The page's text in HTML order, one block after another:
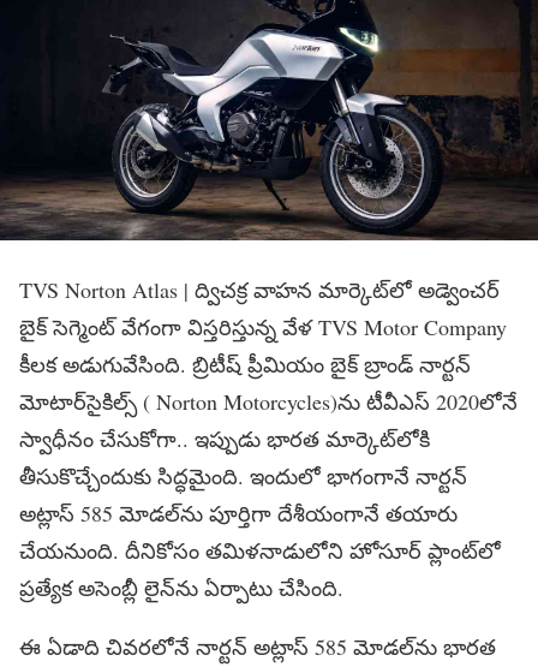
TVS Norton Atlas | ద్విచక్ర వాహన మార్కెట్‌లో అడ్వెంచర్
బైక్ సెగ్మెంట్ వేగంగా విస్తరిస్తున్న వేళTVS Motor Company
కీలక అడుగువేసింది. బ్రిటీష్ ప్రీమియం బైక్ బ్రాండ్ నార్టన్
మోటార్‌సైకిల్స్ ( Norton Motorcycles‌)ను టీవీఎస్ 2020లోనే
స్వాధీనం చేసుకోగా.. ఇప్పుడు భారత మార్కెట్‌లోకి
తీసుకొచ్చేందుకు సిద్ధమైంది. ఇందులో భాగంగానే నార్టన్
అట్లాస్ 585 మోడల్‌ను పూర్తిగా దేశీయంగానే తయారు
చేయనుంది. దీనికోసం తమిళనాడులోని హోసూర్ ప్లాంట్‌లో
ప్రత్యేక అసెంబ్లీ లైన్‌ను ఏర్పాటు చేసింది.
ఈ ఏడాది చివరలోనే నార్టన్ అట్లాస్ 585 మోడల్‌ను భారత